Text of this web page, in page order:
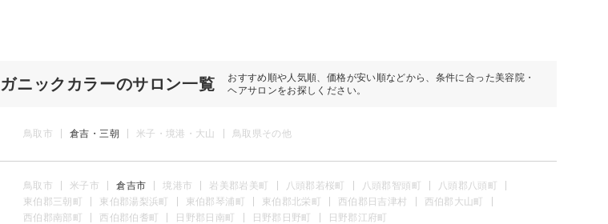
ニックカラーのサロン一覧
おすすめ順や人気順、価格が安い順などから、条件に合った美容院・
ヘアサロンをお探しください。
鳥取市 倉吉・三朝 米子・境港・大山 鳥取県その他
鳥取市 米子市 倉吉市 境港市 岩美郡岩美町 八頭郡若桜町 八頭郡智頭町
八頭郡八頭町
東伯郡三朝町
東伯郡湯梨浜町 東伯郡琴浦町 東伯郡北栄町 西伯郡日吉津村
西伯郡大山町
西伯郡南部町
西伯郡伯耆町 日野郡日南町 日野郡日野町 日野郡江府町